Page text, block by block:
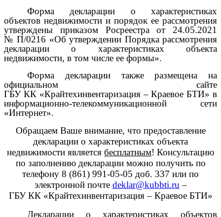
Форма декларации о характеристиках
объектов недвижимости и порядок ее рассмотрения
утверждены приказом Росреестра от 24.05.2021
№ П/0216 «Об утверждении Порядка рассмотрения
декларации о характеристиках объекта
недвижимости, в том числе ее формы».
Форма декларации также размещена на
официальном сайте
ГБУ КК «Крайтехинвентаризация – Краевое БТИ» в
информационно-телекоммуникационной сети
«Интернет».
Обращаем Ваше внимание, что предоставление
декларации о характеристиках объекта
недвижимости является бесплатным! Консультацию
по заполнению декларации можно получить по
телефону 8 (861) 991-05-05 доб. 337 или по
электронной почте deklar@kubbti.ru –
ГБУ КК «Крайтехинвентаризация – Краевое БТИ»
Декларации о характеристиках объектов